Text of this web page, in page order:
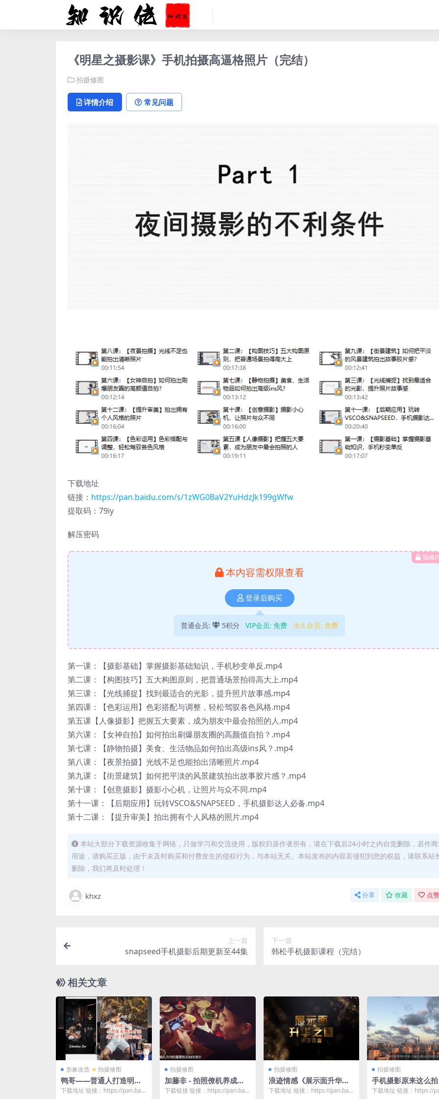
《明星之摄影课》手机拍摄高逼格照片（完结）
拍摄修图
详情介绍 常见问题
下载地址
链接： https://pan.baidu.com/s/1zWG0BaV2YuHdzJk199gWfw
提取码：79iy
解压密码
隐藏
本内容需权限查看
登录后购买
普通会员: 5积分 VIP会员: 免费 永久会员: 免费
第一课：【摄影基础】掌握摄影基础知识，手机秒变单反.mp4
第二课：【构图技巧】五大构图原则，把普通场景拍得高大上.mp4
第三课：【光线捕捉】找到最适合的光影，提升照片故事感.mp4
第四课：【色彩运用】色彩搭配与调整，轻松驾驭各色风格.mp4
第五课【人像摄影】把握五大要素，成为朋友中最会拍照的人.mp4
第六课：【女神自拍】如何拍出刷爆朋友圈的高颜值自拍？.mp4
第七课：【静物拍摄】美食、生活物品如何拍出高级ins风？.mp4
第八课：【夜景拍摄】光线不足也能拍出清晰照片.mp4
第九课：【街景建筑】如何把平淡的风景建筑拍出故事胶片感？.mp4
第十课：【创意摄影】摄影小心机，让照片与众不同.mp4
第十一课：【后期应用】玩转VSCO&SNAPSEED，手机摄影达人必备.mp4
第十二课：【提升审美】拍出拥有个人风格的照片.mp4
本站大部分下载资源收集于网络，只做学习和交流使用，版权归原作者所有，请在下载后24小时之内自觉删除，若作
用途，请购买正版，由于未及时购买和付费发生的侵权行为，与本站无关。本站发布的内容若侵犯到您的权益，请联系站
删除，我们将及时处理！
khxz 分享 收藏 点
上一篇
snapseed手机摄影后期更新至44集
下一篇
韩松手机摄影课程（完结）
相关文章
形象改造 拍摄修图
鸭哥——普通人打造明星
质感照片
下载地址 链接：https://pan.baid
拍摄修图
加藤非 - 拍照僚机养成秘
籍
下载链接 链接：https://pan.baid
拍摄修图
浪迹情感《展示面升华之
道》
下载地址 链接：https://pan.baid
拍摄修图
手机摄影原来这么拍
下载地址 链接：https://